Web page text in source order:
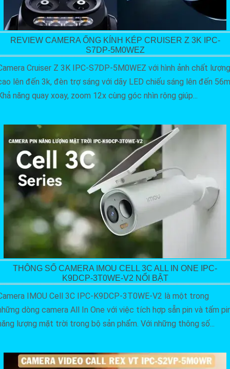
REVIEW CAMERA ỐNG KÍNH KÉP CRUISER Z 3K IPC-
S7DP-5M0WEZ
Cruiser Z 3K IPC-S7DP-5M0WEZ với hình ảnh chất lượng
lên đến 3k, đèn trợ sáng với dãy LED chiếu sáng lên đến
năng quay xoay, zoom 12x cùng góc nhìn rộng giúp...
THÔNG SỐ CAMERA IMOU CELL 3C ALL IN ONE IPC-
K9DCP-3T0WE-V2 NỔI BẬT
IMOU Cell 3C IPC-K9DCP-3T0WE-V2 là một trong
dòng camera All In One với việc tích hợp sẵn pin và tấm
lượng mặt trời trong bộ sản phẩm. Với những thông số...